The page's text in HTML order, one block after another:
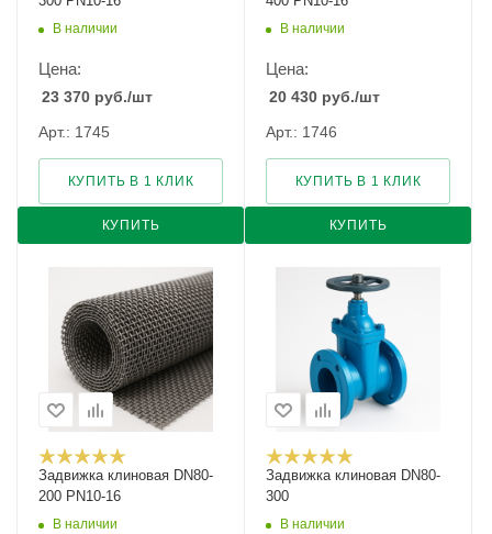
В наличии
Цена:
23 370 руб./шт
Арт.: 1745
КУПИТЬ
КУПИТЬ В 1 КЛИК
В наличии
Цена:
20 430 руб./шт
Арт.: 1746
КУПИТЬ
КУПИТЬ В 1 КЛИК
Задвижка клиновая DN80-
200 PN10-16
В наличии
Задвижка клиновая DN80-
300
В наличии